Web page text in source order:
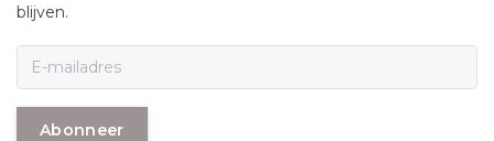
blijven.
Abonneer